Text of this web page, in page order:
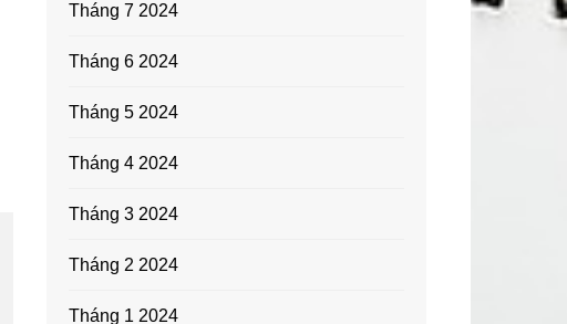
Tháng 7 2024
Tháng 6 2024
Tháng 5 2024
Tháng 4 2024
Tháng 3 2024
Tháng 2 2024
Tháng 1 2024